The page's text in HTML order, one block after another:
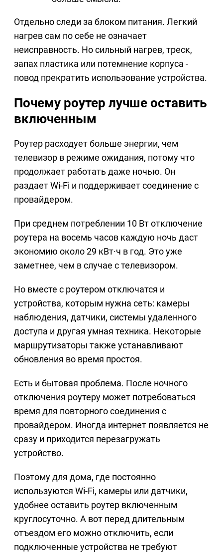
Отдельно следи за блоком питания. Легкий
нагрев сам по себе не означает
неисправность. Но сильный нагрев, треск,
запах пластика или потемнение корпуса -
повод прекратить использование устройства.
Почему роутер лучше оставить
включенным
Роутер расходует больше энергии, чем
телевизор в режиме ожидания, потому что
продолжает работать даже ночью. Он
раздает Wi-Fi и поддерживает соединение с
провайдером.
При среднем потреблении 10 Вт отключение
роутера на восемь часов каждую ночь даст
экономию около 29 кВт·ч в год. Это уже
заметнее, чем в случае с телевизором.
Но вместе с роутером отключатся и
устройства, которым нужна сеть: камеры
наблюдения, датчики, системы удаленного
доступа и другая умная техника. Некоторые
маршрутизаторы также устанавливают
обновления во время простоя.
Есть и бытовая проблема. После ночного
отключения роутеру может потребоваться
время для повторного соединения с
провайдером. Иногда интернет появляется не
сразу и приходится перезагружать
устройство.
Поэтому для дома, где постоянно
используются Wi-Fi, камеры или датчики,
удобнее оставить роутер включенным
круглосуточно. А вот перед длительным
отъездом его можно отключить, если
подключенные устройства не требуют